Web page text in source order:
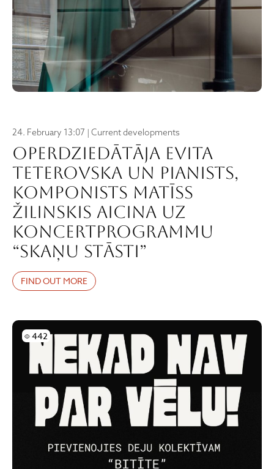
24. February 13:07 | Current developments
Operdziedātāja Evita
Teterovska un pianists,
komponists Matīss
Žilinskis aicina uz
koncertprogrammu
“Skaņu stāsti”
FIND OUT MORE
442
Skatījumi